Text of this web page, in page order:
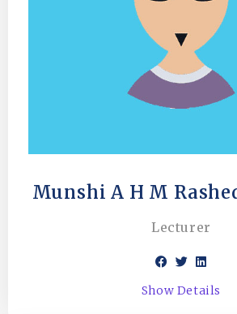
Munshi A H M
Lecturer
Show Details